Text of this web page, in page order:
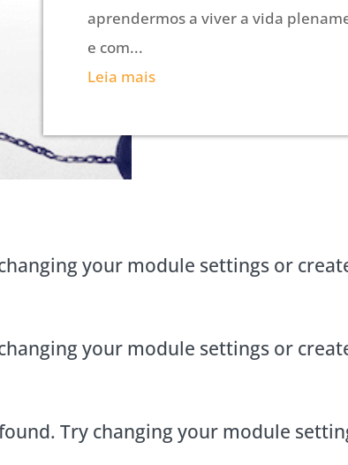
aprendermos a viver a vida
e com...
Leia mais
your module settings or
your module settings or
Try changing your module